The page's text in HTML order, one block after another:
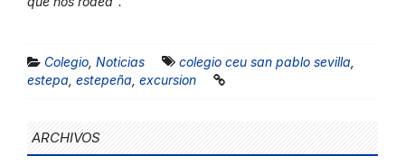
Colegio Noticias colegio ceu san pablo sevilla
estepa estepeña excursion
ARCHIVOS